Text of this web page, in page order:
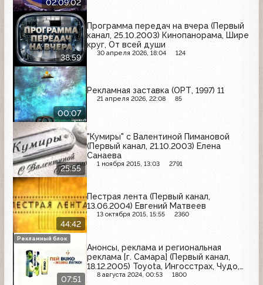
02:09:02
38:59
Программа передач на вчера (Первый
канал, 25.10.2003) Кинопанорама, Шире
круг, От всей души
30 апреля 2026, 18:04 124
00:07
Рекламная заставка (ОРТ, 1997) 11
21 апреля 2026, 22:08 85
25:55
"Кумиры" с Валентиной Пимановой
(Первый канал, 21.10.2003) Елена
Санаева
1 ноября 2015, 13:03 2791
44:42
Пестрая лента (Первый канал,
13.06.2004) Евгений Матвеев
13 октября 2015, 15:55 2360
07:51
Анонсы, реклама и региональная
реклама [г. Самара] (Первый канал,
18.12.2005) Toyota, Ингосстрах, Чудо,
Maybelline, Честная игра, Л'Этуаль,
8 августа 2024, 00:53 1800
Рекламный блок